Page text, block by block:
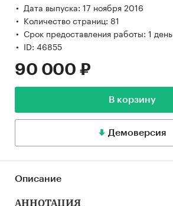
Дата выпуска: 17 ноября 2016
Количество страниц: 81
Срок предоставления работы: 1 день
ID: 46855
90 000 ₽
В корзину
Демоверсия
Описание